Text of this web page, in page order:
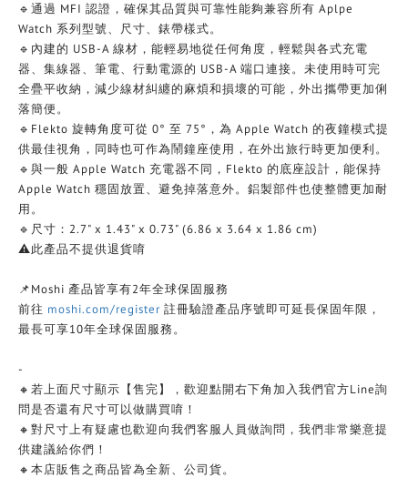
🔹通過 MFI 認證，確保其品質與可靠性能夠兼容所有 Aplpe
Watch 系列型號、尺寸、錶帶樣式。
🔹內建的 USB-A 線材，能輕易地從任何角度，輕鬆與各式充電
器、集線器、筆電、行動電源的 USB-A 端口連接。未使用時可完
全疊平收納，減少線材糾纏的麻煩和損壞的可能，外出攜帶更加俐
落簡便。
🔹Flekto 旋轉角度可從 0° 至 75°，為 Apple Watch 的夜鐘模式提
供最佳視角，同時也可作為鬧鐘座使用，在外出旅行時更加便利。
🔹與一般 Apple Watch 充電器不同，Flekto 的底座設計，能保持
Apple Watch 穩固放置、避免掉落意外。鋁製部件也使整體更加耐
用。
🔹尺寸：2.7" x 1.43" x 0.73" (6.86 x 3.64 x 1.86 cm)
⚠️此產品不提供退貨唷
📌Moshi 產品皆享有2年全球保固服務
前往 moshi.com/register 註冊驗證產品序號即可延長保固年限，
最長可享10年全球保固服務。
-
🔸若上面尺寸顯示【售完】，歡迎點開右下角加入我們官方Line詢
問是否還有尺寸可以做購買唷！
🔸對尺寸上有疑慮也歡迎向我們客服人員做詢問，我們非常樂意提
供建議給你們！
🔸本店販售之商品皆為全新、公司貨。